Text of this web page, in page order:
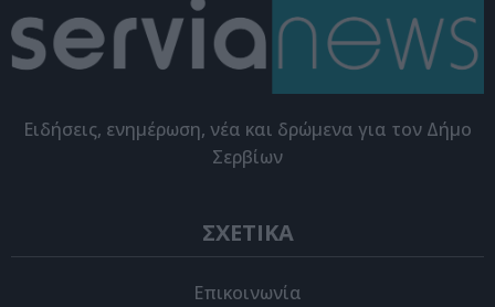
Eιδήσεις, ενημέρωση, νέα και δρώμενα για τον Δήμο
Σερβίων
ΣΧΕΤΙΚΑ
Επικοινωνία